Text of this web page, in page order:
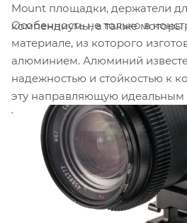
Mount площадки, держатели
компендиумы, а также моторы
Особенность не только в
материале, из которого
алюминием. Алюминий
надежностью и стойкостью к
эту направляющую
условий работы в различных